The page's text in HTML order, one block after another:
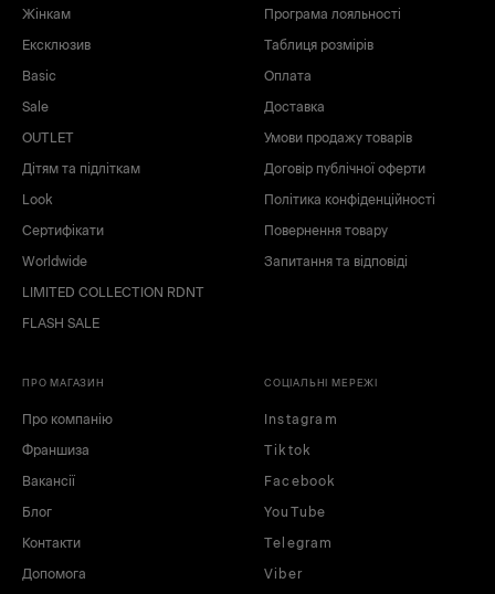
Жінкам
Ексклюзив
Basic
Sale
OUTLET
Дітям та підліткам
Look
Сертифікати
Worldwide
LIMITED COLLECTION RDNT
FLASH SALE
Програма лояльності
Таблиця розмірів
Оплата
Доставка
Умови продажу товарів
Договір публічної оферти
Політика конфіденційності
Повернення товару
Запитання та відповіді
ПРО МАГАЗИН
Про компанію
Франшиза
Вакансії
Блог
Контакти
Допомога
СОЦІАЛЬНІ МЕРЕЖІ
Instagram
Tiktok
Facebook
YouTube
Telegram
Viber